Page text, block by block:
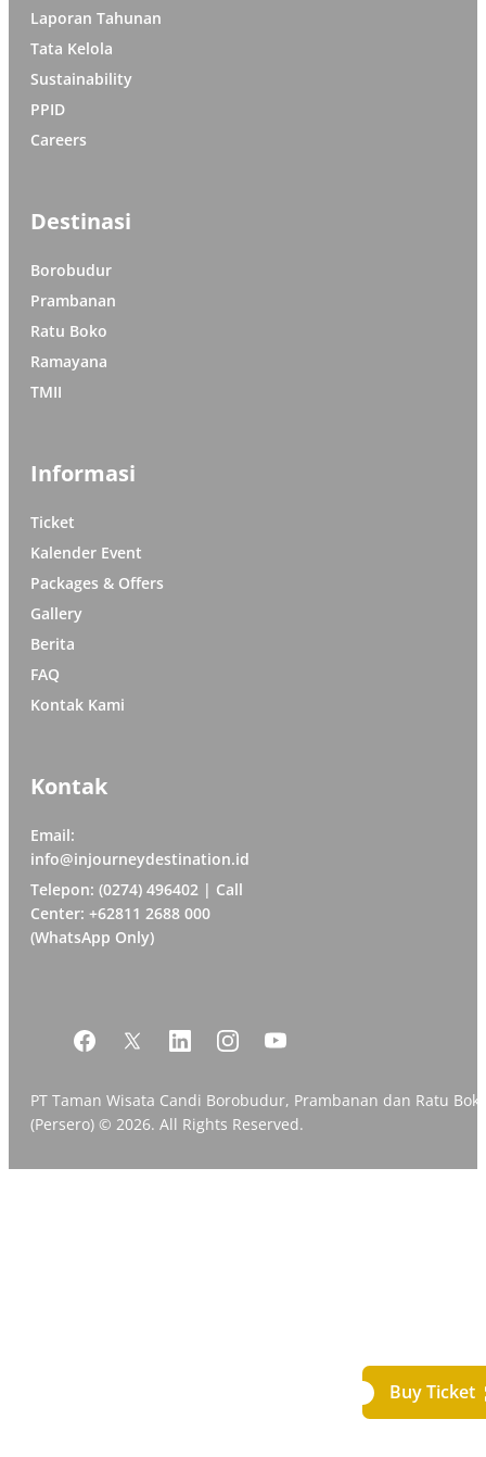
Buy Ticket
Laporan Tahunan
Tata Kelola
Sustainability
PPID
Careers
Destinasi
Borobudur
Prambanan
Ratu Boko
Ramayana
TMII
Informasi
Ticket
Kalender Event
Packages & Offers
Gallery
Berita
FAQ
Kontak Kami
Kontak
Email:
info@injourneydestination.id
Telepon: (0274) 496402 | Call
Center: +62811 2688 000
(WhatsApp Only)
PT Taman Wisata Candi Borobudur, Prambanan dan Ratu
(Persero) © 2026. All Rights Reserved.